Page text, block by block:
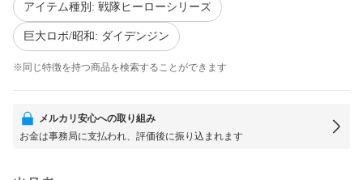
アイテム種別: 戦隊ヒーローシリーズ
巨大ロボ/昭和: ダイデンジン
※同じ特徴を持つ商品を検索することができます
メルカリ安心への取り組み
お金は事務局に支払われ、評価後に振り込まれます